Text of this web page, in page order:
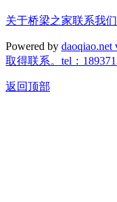
关于桥梁之家联系我们
Powered by daoqiao.net
取得联系。tel：
返回顶部